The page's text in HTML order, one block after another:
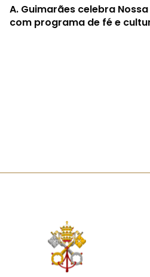
A. Guimarães celebra
com programa de fé e